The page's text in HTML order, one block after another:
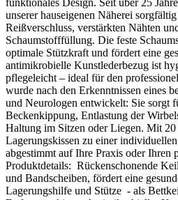
funktionales Design. Seit über 25
unserer hauseigenen Näherei
Reißverschluss, verstärkten Nähten
Schaumstofffüllung. Die feste
optimale Stützkraft und fördert eine
antimikrobielle Kunstlederbezug ist
pflegeleicht – ideal für den
wurde nach den Erkenntnissen eines
und Neurologen entwickelt: Sie sorgt
Beckenkippung, Entlastung der
Haltung im Sitzen oder Liegen. Mit
Lagerungskissen zu einer
abgestimmt auf Ihre Praxis oder Ihren
Produktdetails: Rückenschonende
und Bandscheiben, fördert eine
Lagerungshilfe und Stütze - als